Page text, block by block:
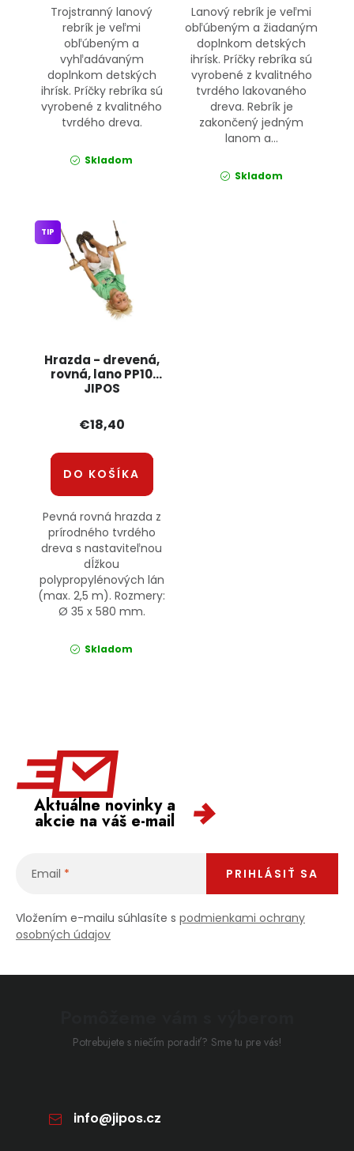
Trojstranný lanový
rebrík je veľmi
obľúbeným a
vyhľadávaným
doplnkom detských
ihrísk. Príčky rebríka sú
vyrobené z kvalitného
tvrdého dreva.
Skladom
Lanový rebrík je veľmi
obľúbeným a žiadaným
doplnkom detských
ihrísk. Príčky rebríka sú
vyrobené z kvalitného
tvrdého lakovaného
dreva. Rebrík je
zakončený jedným
lanom a...
Skladom
Hrazda - drevená,
rovná, lano PP10
JIPOS
TIP
€18,40
DO KOŠÍKA
Pevná rovná hrazda z
prírodného tvrdého
dreva s nastaviteľnou
dĺžkou
polypropylénových lán
(max. 2,5 m). Rozmery:
Ø 35 x 580 mm.
Skladom
Aktuálne novinky a
akcie na váš e-mail
Email
Vložením e-mailu súhlasíte s podmienkami ochrany
osobných údajov
PRIHLÁSIŤ SA
Potrebujete s niečím poradiť? Sme tu pre vás!
info@jipos.cz